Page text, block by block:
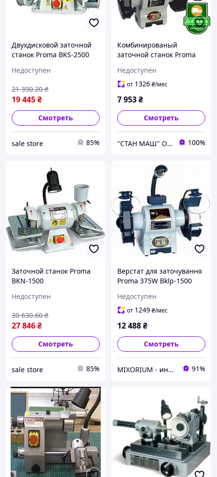
Двухдисковой заточной
станок Proma BKS-2500
Недоступен
19 445₴
21 390.20 ₴
Смотреть
sale store 85%
Комбинированый
заточной станок Proma
Недоступен
от 1326₴/мес
7 953₴
Смотреть
"СТАН МАШ" Официальный дилер TM: Holzmann, OPTImum, FDB Maschinen, Holzstar, Proma, Torin. 100%
Заточной станок Proma
BKN-1500
Недоступен
27 846₴
30 630.60 ₴
Смотреть
sale store 85%
Верстат для заточування
Proma 375W Bklp-1500
Недоступен
от 1249₴/мес
12 488₴
Смотреть
MIXORIUM - интернет магазин ДЛЯ ДОМА 91%